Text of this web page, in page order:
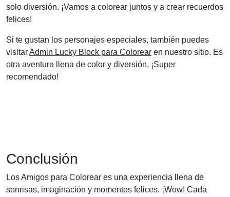
solo diversión. ¡Vamos a colorear juntos y a crear recuerdos
felices!
Si te gustan los personajes especiales, también puedes
visitarAdmin Lucky Block para Colorear en nuestro sitio. Es
otra aventura llena de color y diversión. ¡Super
recomendado!
Conclusión
Los Amigos para Colorear es una experiencia llena de
sonrisas, imaginación y momentos felices. ¡Wow! Cada